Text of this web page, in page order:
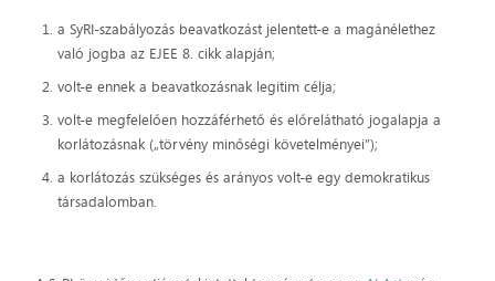
a SyRI-szabályozás beavatkozást jelentett-e a magánélethez
való jogba az EJEE 8. cikk alapján;
volt-e ennek a beavatkozásnak legitim célja;
volt-e megfelelően hozzáférhető és előrelátható jogalapja a
korlátozásnak („törvény minőségi követelményei”);
a korlátozás szükséges és arányos volt-e egy demokratikus
társadalomban.